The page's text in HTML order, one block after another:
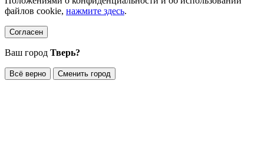
файлов cookie, нажмите здесь.
Согласен
Ваш город Тверь?
Всё верно Сменить город